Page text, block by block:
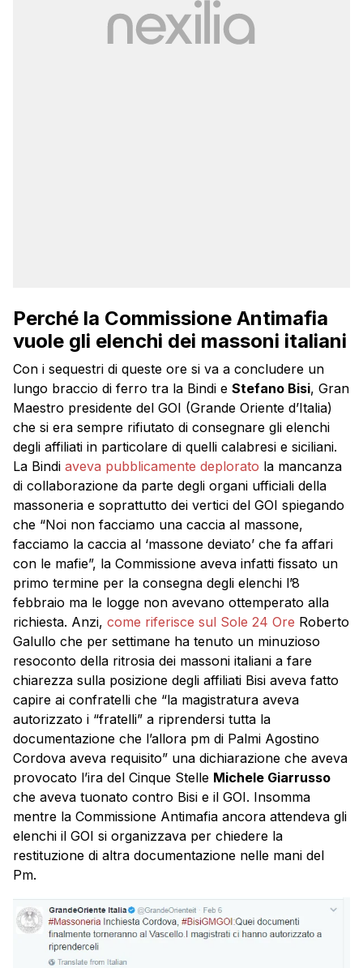
Perché la Commissione Antimafia
vuole gli elenchi dei massoni italiani
Con i sequestri di queste ore si va a concludere un
lungo braccio di ferro tra la Bindi e Stefano Bisi, Gran
Maestro presidente del GOI (Grande Oriente d’Italia)
che si era sempre rifiutato di consegnare gli elenchi
degli affiliati in particolare di quelli calabresi e siciliani.
La Bindi aveva pubblicamente deplorato la mancanza
di collaborazione da parte degli organi ufficiali della
massoneria e soprattutto dei vertici del GOI spiegando
che “Noi non facciamo una caccia al massone,
facciamo la caccia al ‘massone deviato’ che fa affari
con le mafie”, la Commissione aveva infatti fissato un
primo termine per la consegna degli elenchi l’8
febbraio ma le logge non avevano ottemperato alla
richiesta. Anzi, come riferisce sul Sole 24 Ore Roberto
Galullo che per settimane ha tenuto un minuzioso
resoconto della ritrosia dei massoni italiani a fare
chiarezza sulla posizione degli affiliati Bisi aveva fatto
capire ai confratelli che “la magistratura aveva
autorizzato i “fratelli” a riprendersi tutta la
documentazione che l’allora pm di Palmi Agostino
Cordova aveva requisito” una dichiarazione che aveva
provocato l’ira del Cinque Stelle Michele Giarrusso
che aveva tuonato contro Bisi e il GOI. Insomma
mentre la Commissione Antimafia ancora attendeva gli
elenchi il GOI si organizzava per chiedere la
restituzione di altra documentazione nelle mani del
Pm.